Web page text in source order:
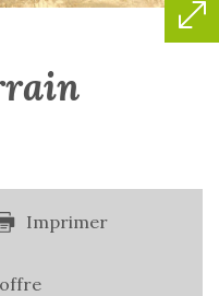
Imprimer